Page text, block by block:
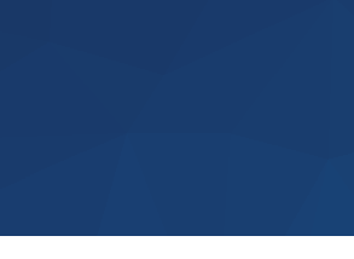
ANTIFRAUD